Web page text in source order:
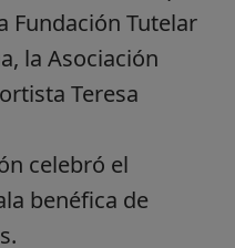
Fundación Tutelar
la Asociación
Teresa
celebró el
benéfica de